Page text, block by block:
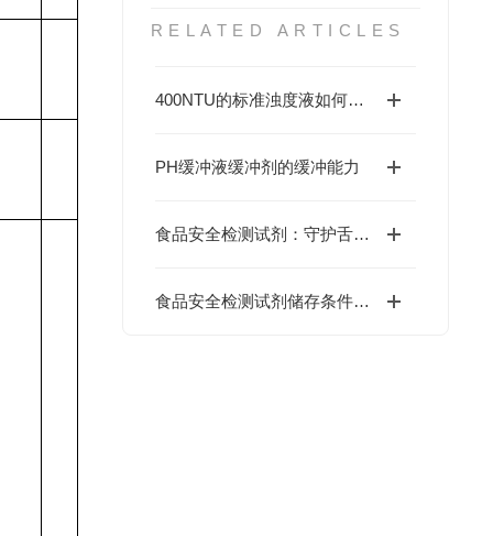
RELATED ARTICLES
400NTU的标准浊度液如何配置？
PH缓冲液缓冲剂的缓冲能力
食品安全检测试剂：守护舌尖上的安全，助力食品企业品控
食品安全检测试剂储存条件，正确存放延长使用寿命